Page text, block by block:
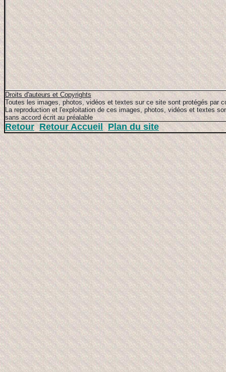
Droits d'auteurs et Copyrights
Toutes les images, photos, vidéos et textes sur ce site sont protégés par
La reproduction et l'exploitation de ces images, photos, vidéos et textes
sans accord écrit au préalable
Retour Retour Accueil Plan du site